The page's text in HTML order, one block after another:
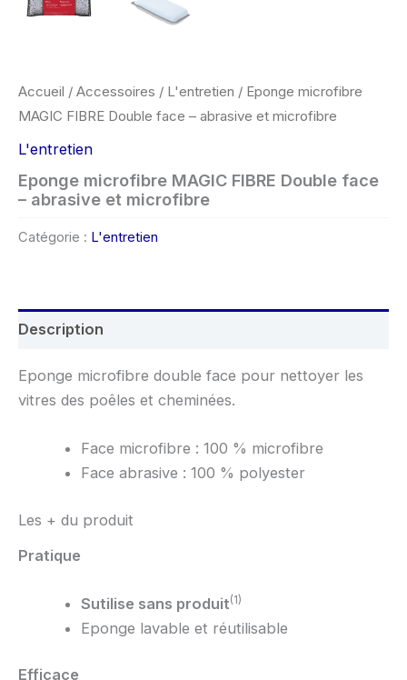
Accueil / Accessoires / L'entretien / Eponge microfibre
MAGIC FIBRE Double face – abrasive et microfibre
L'entretien
Eponge microfibre MAGIC FIBRE Double face
– abrasive et microfibre
Catégorie : L'entretien
Description
Eponge microfibre double face pour nettoyer les
vitres des poêles et cheminées.
Face microfibre : 100 % microfibre
Face abrasive : 100 % polyester
Les + du produit
Pratique
Sutilise sans produit(1)
Eponge lavable et réutilisable
Efficace